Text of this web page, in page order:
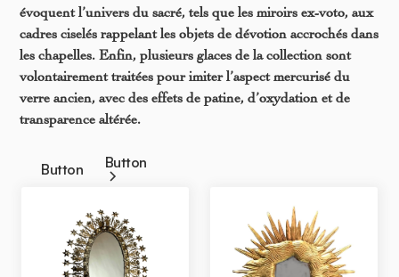
évoquent l’univers du sacré, tels que les miroirs ex-voto, aux
cadres ciselés rappelant les objets de dévotion accrochés dans
les chapelles. Enfin, plusieurs glaces de la collection sont
volontairement traitées pour imiter l’aspect mercurisé du
verre ancien, avec des effets de patine, d’oxydation et de
transparence altérée.
Button Button